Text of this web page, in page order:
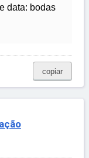
data: bodas
copiar